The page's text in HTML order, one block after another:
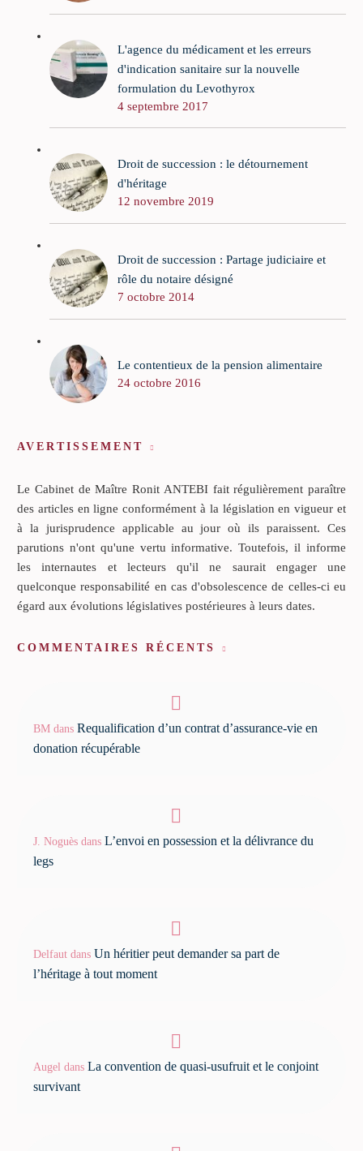
L'agence du médicament et les erreurs
d'indication sanitaire sur la nouvelle
formulation du Levothyrox
4 septembre 2017
Droit de succession : le détournement
d'héritage
12 novembre 2019
Droit de succession : Partage judiciaire et
rôle du notaire désigné
7 octobre 2014
Le contentieux de la pension alimentaire
24 octobre 2016
AVERTISSEMENT
Le Cabinet de Maître Ronit ANTEBI fait régulièrement paraître
des articles en ligne conformément à la législation en vigueur et
à la jurisprudence applicable au jour où ils paraissent. Ces
parutions n'ont qu'une vertu informative. Toutefois, il informe
les internautes et lecteurs qu'il ne saurait engager une
quelconque responsabilité en cas d'obsolescence de celles-ci eu
égard aux évolutions législatives postérieures à leurs dates.
COMMENTAIRES RÉCENTS
BM dans Requalification d’un contrat d’assurance-vie en
donation récupérable
J. Noguès dans L’envoi en possession et la délivrance du
legs
Delfaut dans Un héritier peut demander sa part de
l’héritage à tout moment
Augel dans La convention de quasi-usufruit et le conjoint
survivant